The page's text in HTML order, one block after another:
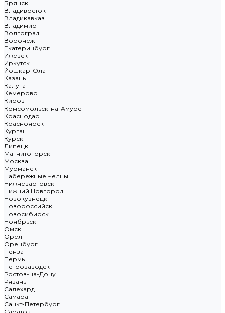
Брянск
Владивосток
Владикавказ
Владимир
Волгоград
Воронеж
Екатеринбург
Ижевск
Иркутск
Йошкар-Ола
Казань
Калуга
Кемерово
Киров
Комсомольск-на-Амуре
Краснодар
Красноярск
Курган
Курск
Липецк
Магнитогорск
Москва
Мурманск
Набережные Челны
Нижневартовск
Нижний Новгород
Новокузнецк
Новороссийск
Новосибирск
Ноябрьск
Омск
Орёл
Оренбург
Пенза
Пермь
Петрозаводск
Ростов-на-Дону
Рязань
Салехард
Самара
Санкт-Петербург